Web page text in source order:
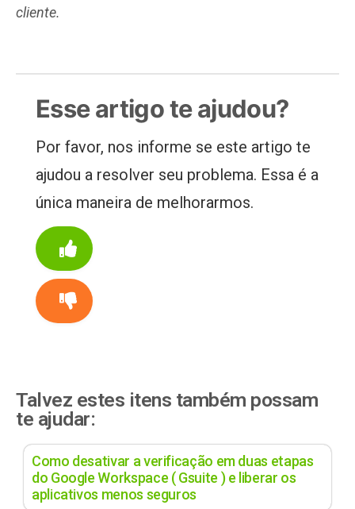
cliente.
Esse artigo te ajudou?
Por favor, nos informe se este artigo te
ajudou a resolver seu problema. Essa é a
única maneira de melhorarmos.
Talvez estes itens também possam
te ajudar:
Como desativar a verificação em duas etapas
do Google Workspace ( Gsuite ) e liberar os
aplicativos menos seguros